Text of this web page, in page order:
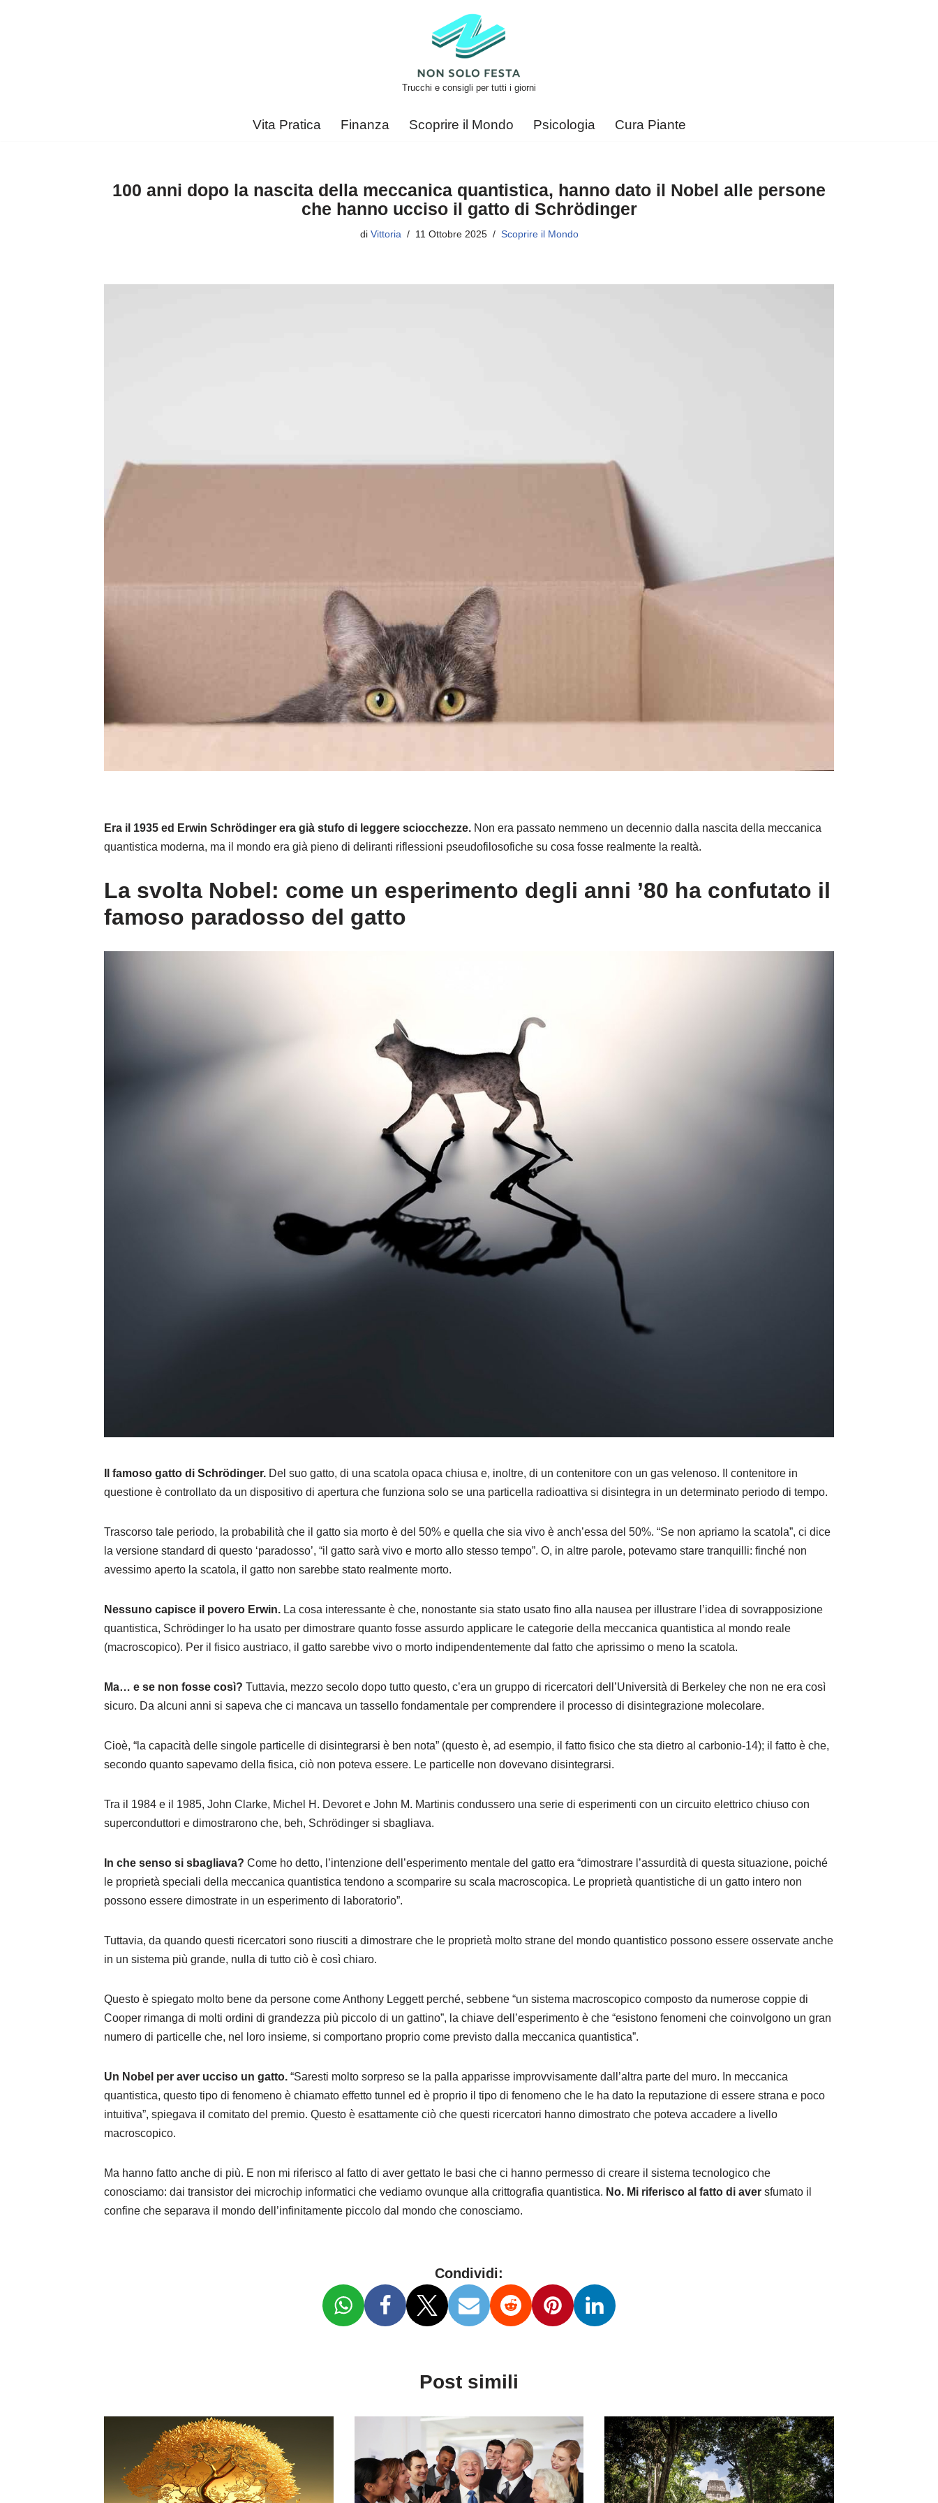
Trucchi e consigli per tutti i giorni
Vita Pratica Finanza Scoprire il Mondo Psicologia Cura Piante
100 anni dopo la nascita della meccanica quantistica, hanno dato il Nobel alle persone
che hanno ucciso il gatto di Schrödinger
di Vittoria 11 Ottobre 2025 Scoprire il Mondo
Era il 1935 ed Erwin Schrödinger era già stufo di leggere sciocchezze. Non era passato nemmeno un decennio dalla nascita della meccanica
quantistica moderna, ma il mondo era già pieno di deliranti riflessioni pseudofilosofiche su cosa fosse realmente la realtà.
La svolta Nobel: come un esperimento degli anni ’80 ha confutato il
famoso paradosso del gatto
Il famoso gatto di Schrödinger. Del suo gatto, di una scatola opaca chiusa e, inoltre, di un contenitore con un gas velenoso. Il contenitore in
questione è controllato da un dispositivo di apertura che funziona solo se una particella radioattiva si disintegra in un determinato periodo di tempo.
Trascorso tale periodo, la probabilità che il gatto sia morto è del 50% e quella che sia vivo è anch’essa del 50%. “Se non apriamo la scatola”, ci dice
la versione standard di questo ‘paradosso’, “il gatto sarà vivo e morto allo stesso tempo”. O, in altre parole, potevamo stare tranquilli: finché non
avessimo aperto la scatola, il gatto non sarebbe stato realmente morto.
Nessuno capisce il povero Erwin. La cosa interessante è che, nonostante sia stato usato fino alla nausea per illustrare l’idea di sovrapposizione
quantistica, Schrödinger lo ha usato per dimostrare quanto fosse assurdo applicare le categorie della meccanica quantistica al mondo reale
(macroscopico). Per il fisico austriaco, il gatto sarebbe vivo o morto indipendentemente dal fatto che aprissimo o meno la scatola.
Ma… e se non fosse così? Tuttavia, mezzo secolo dopo tutto questo, c’era un gruppo di ricercatori dell’Università di Berkeley che non ne era così
sicuro. Da alcuni anni si sapeva che ci mancava un tassello fondamentale per comprendere il processo di disintegrazione molecolare.
Cioè, “la capacità delle singole particelle di disintegrarsi è ben nota” (questo è, ad esempio, il fatto fisico che sta dietro al carbonio-14); il fatto è che,
secondo quanto sapevamo della fisica, ciò non poteva essere. Le particelle non dovevano disintegrarsi.
Tra il 1984 e il 1985, John Clarke, Michel H. Devoret e John M. Martinis condussero una serie di esperimenti con un circuito elettrico chiuso con
superconduttori e dimostrarono che, beh, Schrödinger si sbagliava.
In che senso si sbagliava? Come ho detto, l’intenzione dell’esperimento mentale del gatto era “dimostrare l’assurdità di questa situazione, poiché
le proprietà speciali della meccanica quantistica tendono a scomparire su scala macroscopica. Le proprietà quantistiche di un gatto intero non
possono essere dimostrate in un esperimento di laboratorio”.
Tuttavia, da quando questi ricercatori sono riusciti a dimostrare che le proprietà molto strane del mondo quantistico possono essere osservate anche
in un sistema più grande, nulla di tutto ciò è così chiaro.
Questo è spiegato molto bene da persone come Anthony Leggett perché, sebbene “un sistema macroscopico composto da numerose coppie di
Cooper rimanga di molti ordini di grandezza più piccolo di un gattino”, la chiave dell’esperimento è che “esistono fenomeni che coinvolgono un gran
numero di particelle che, nel loro insieme, si comportano proprio come previsto dalla meccanica quantistica”.
Un Nobel per aver ucciso un gatto. “Saresti molto sorpreso se la palla apparisse improvvisamente dall’altra parte del muro. In meccanica
quantistica, questo tipo di fenomeno è chiamato effetto tunnel ed è proprio il tipo di fenomeno che le ha dato la reputazione di essere strana e poco
intuitiva”, spiegava il comitato del premio. Questo è esattamente ciò che questi ricercatori hanno dimostrato che poteva accadere a livello
macroscopico.
Ma hanno fatto anche di più. E non mi riferisco al fatto di aver gettato le basi che ci hanno permesso di creare il sistema tecnologico che
conosciamo: dai transistor dei microchip informatici che vediamo ovunque alla crittografia quantistica. No. Mi riferisco al fatto di aver sfumato il
confine che separava il mondo dell’infinitamente piccolo dal mondo che conosciamo.
Condividi:
Post simili